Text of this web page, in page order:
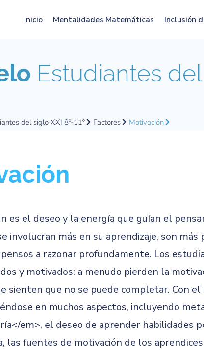
Inicio Mentalidades Matemáticas Inclusión
Estudiantes del
del siglo XXI 8º-11º Factores Motivación
es el deseo y la energía que guían el
involucran más en su aprendizaje, son
a razonar profundamente. Los
y motivados: a menudo pierden la
sienten que no se puede completar. Con
en muchos aspectos, incluyendo
em>, el deseo de aprender habilidades
las fuentes de motivación de los